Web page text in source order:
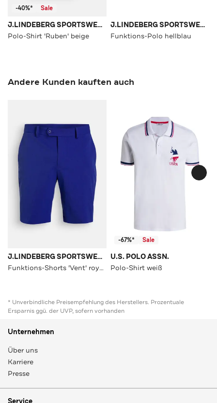
-40%* Sale
J.LINDEBERG SPORTSWEAR
Polo-Shirt 'Ruben' beige
J.LINDEBERG SPORTSWEAR
Funktions-Polo hellblau
Andere Kunden kauften auch
J.LINDEBERG SPORTSWEAR
Funktions-Shorts 'Vent' royalblau
-67%* Sale
U.S. POLO ASSN.
Polo-Shirt weiß
* Unverbindliche Preisempfehlung des Herstellers. Prozentuale
Ersparnis ggü. der UVP, sofern vorhanden
Unternehmen
Über uns
Karriere
Presse